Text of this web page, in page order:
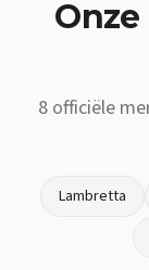
8officiële
Lambretta